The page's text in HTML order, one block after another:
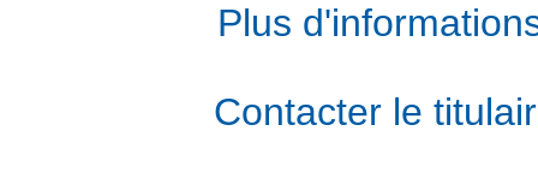
Plus
Contacter le